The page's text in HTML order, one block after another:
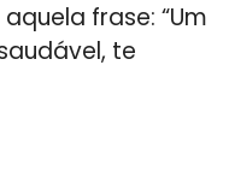
frase: “Um
te